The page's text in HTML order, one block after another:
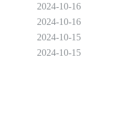
2024-10-16
2024-10-16
2024-10-15
2024-10-15